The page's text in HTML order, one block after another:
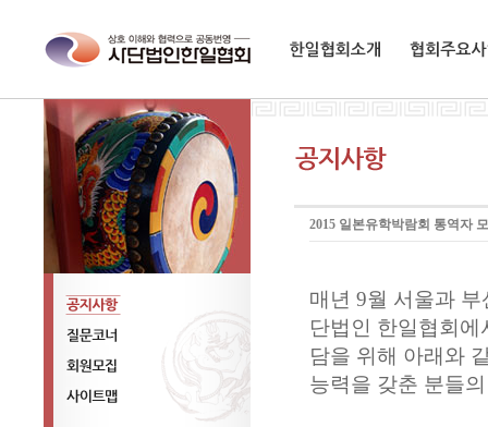
공지사항
질문코너
회원모집
2015 일본유학박람회 통역자
매년 9월 서울과
단법인 한일협회
담을 위해 아래와
능력을 갖춘 분들